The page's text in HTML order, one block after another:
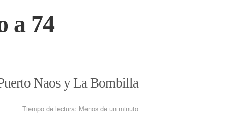
a 74
Naos y La Bombilla
Tiempo de lectura: Menos de un minuto